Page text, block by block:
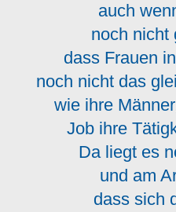
auch
noch nicht
dass Frauen
noch nicht das
wie ihre
Job ihre
Da liegt es
und am
dass sich